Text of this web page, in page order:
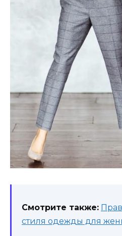
Смотрите также:
стиля одежды для